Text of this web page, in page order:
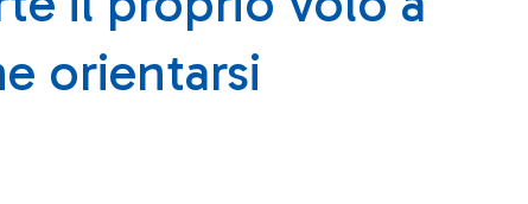
orientarsi